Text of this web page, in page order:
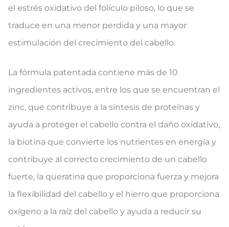
el estrés oxidativo del folículo piloso, lo que se
traduce en una menor perdida y una mayor
estimulación del crecimiento del cabello.
La fórmula patentada contiene más de 10
ingredientes activos, entre los que se encuentran el
zinc, que contribuye a la síntesis de proteínas y
ayuda a proteger el cabello contra el daño oxidativo,
la biotina que convierte los nutrientes en energía y
contribuye al correcto crecimiento de un cabello
fuerte, la queratina que proporciona fuerza y mejora
la flexibilidad del cabello y el hierro que proporciona
oxígeno a la raíz del cabello y ayuda a reducir su